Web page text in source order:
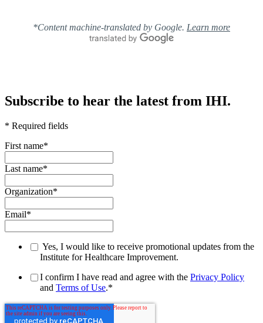
*Content machine-translated by Google. Learn more
Subscribe to hear the latest from IHI.
* Required fields
First name*
Last name*
Organization*
Email*
Yes, I would like to receive promotional updates from the
Institute for Healthcare Improvement.
I confirm I have read and agree with the Privacy Policy
and Terms of Use.*